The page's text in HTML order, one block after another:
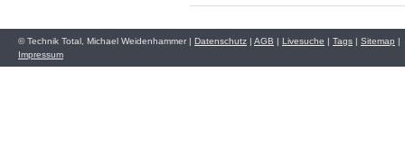
© Technik Total, Michael Weidenhammer | Datenschutz | AGB | Livesuche | Tags | Sitemap |
Impressum